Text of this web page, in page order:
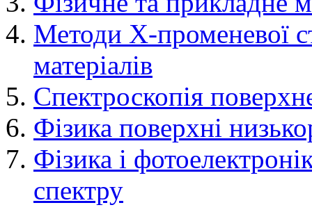
Методи Х-променевої
матеріалів
Спектроскопія
Фізика поверхні
Фізика і
спектру